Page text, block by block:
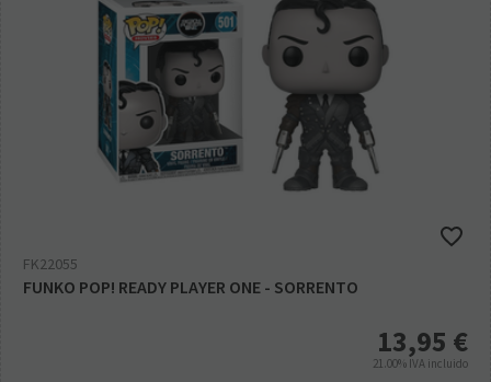
FK22055
FUNKO POP! READY PLAYER ONE - SORRENTO
13,95 €
21.00% IVA incluido